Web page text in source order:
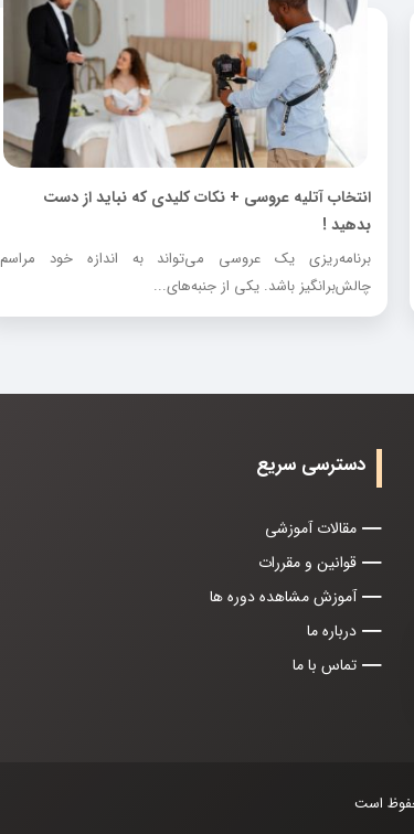
انتخاب آتلیه عروسی + نکات کلیدی که نباید از دست
بدهید !
برنامه‌ریزی یک عروسی می‌تواند به اندازه خود مراسم
چالش‌برانگیز باشد. یکی از جنبه‌های...
دسترسی سریع
مقالات آموزشی
قوانین و مقررات
آموزش مشاهده دوره ها
درباره ما
تماس با ما
است